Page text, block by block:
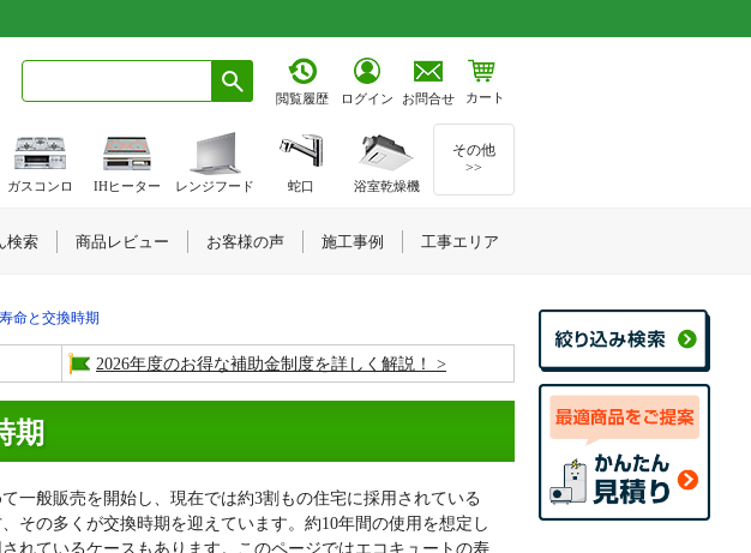
閲覧履歴 ログイン お問合せ カート
命と交換時期
2026年度のお得な補助金制度を詳しく解説！
期
一般販売を開始し、現在では約3割もの住宅に採用されている
その多くが交換時期を迎えています。約10年間の使用を想定し
れているケースもあります。このページではエコキュートの寿
ガスコンロ IHヒーター レンジフード 蛇口 浴室乾燥機
その他
>>
検索 商品レビュー お客様の声 施工事例 工事エリア